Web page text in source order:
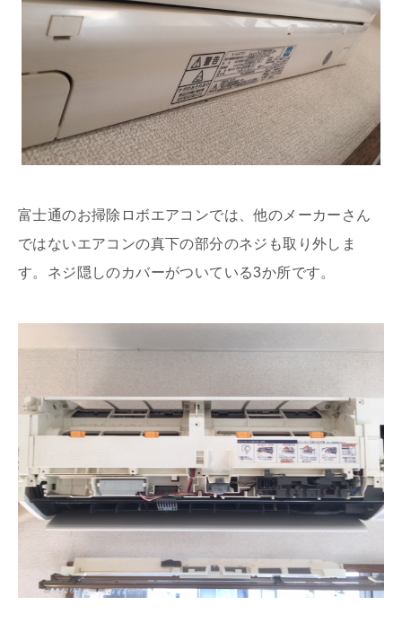
富士通のお掃除ロボエアコンでは、他のメーカーさん
ではないエアコンの真下の部分のネジも取り外しま
す。ネジ隠しのカバーがついている3か所です。